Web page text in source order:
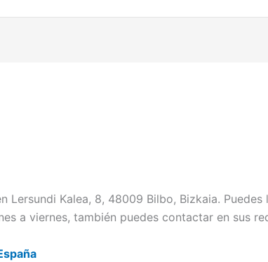
Lersundi Kalea, 8, 48009 Bilbo, Bizkaia. Puedes
a viernes, también puedes contactar en sus